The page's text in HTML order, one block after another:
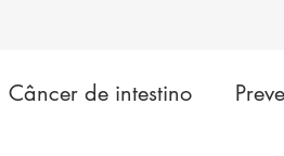
Câncer de intestino